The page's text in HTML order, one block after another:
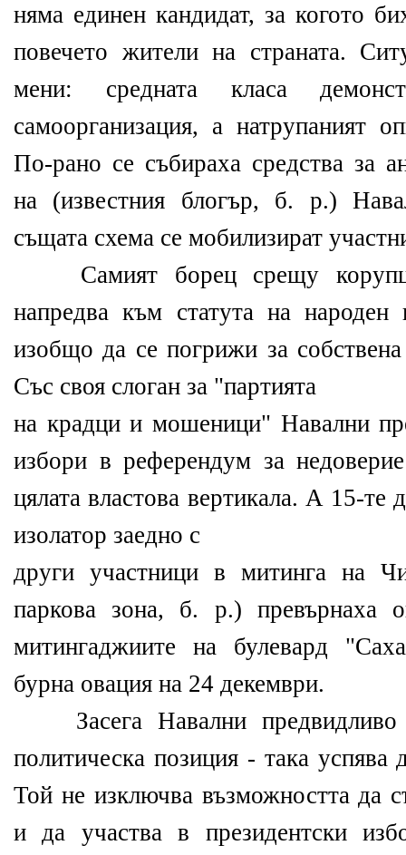
няма единен кандидат, за когото
повечето жители на страната.
мени: средната класа
самоорганизация, а натрупаният
По-рано се събираха средства за
на (известния блогър, б. р.)
същата схема се мобилизират
Самият борец срещу
напредва към статута на народен
изобщо да се погрижи за
Със своя слоган за "партията
на крадци и мошеници" Навални
избори в референдум за
цялата властова вертикала. А 15-те
изолатор заедно с
други участници в митинга на
паркова зона, б. р.) превърнаха
митингаджиите на булевард
бурна овация на 24 декември.
Засега Навални предвидливо
политическа позиция - така успява
Той не изключва възможността да
и да участва в президентски